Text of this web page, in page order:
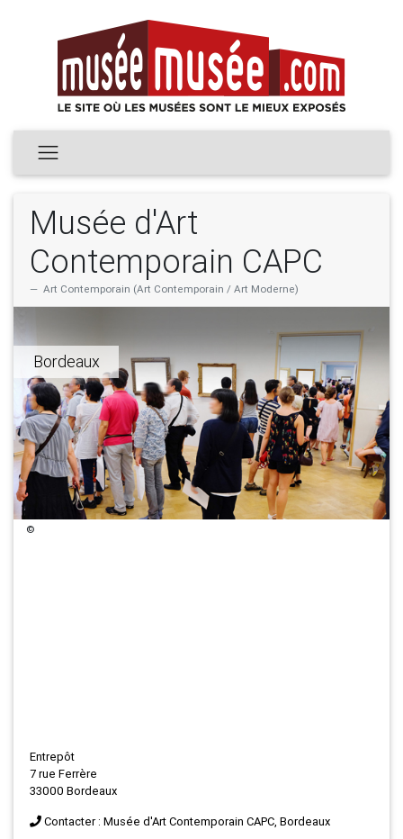
Musée d'Art
Contemporain CAPC
Art Contemporain (Art Contemporain / Art Moderne)
Bordeaux
©
Entrepôt
7 rue Ferrère
33000 Bordeaux
Contacter : Musée d'Art Contemporain CAPC, Bordeaux